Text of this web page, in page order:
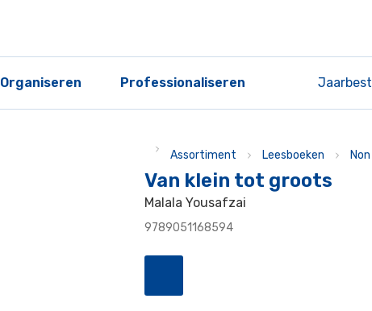
Organiseren Professionaliseren
Assortiment Leesboeken
Van klein tot groots
Malala Yousafzai
9789051168594